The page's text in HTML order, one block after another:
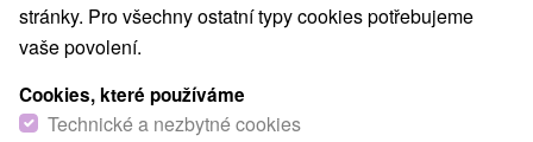
stránky. Pro všechny ostatní typy cookies potřebujeme
vaše povolení.
Cookies, které používáme
Technické a nezbytné cookies